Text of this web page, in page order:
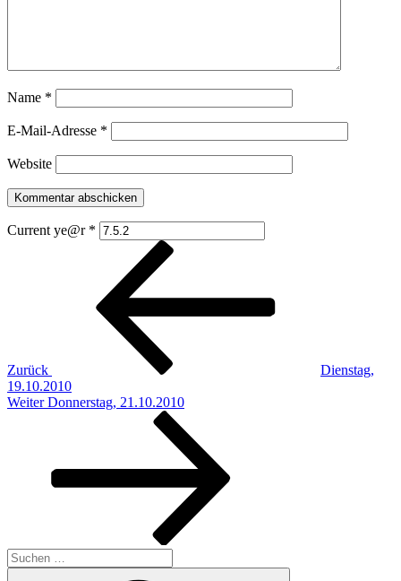
Name *
E-Mail-Adresse *
Website
Current ye@r *
Beitragsnavigation
Zurück
Dienstag,
19.10.2010
Nächster
Weiter Donnerstag, 21.10.2010
Suchen
nach: